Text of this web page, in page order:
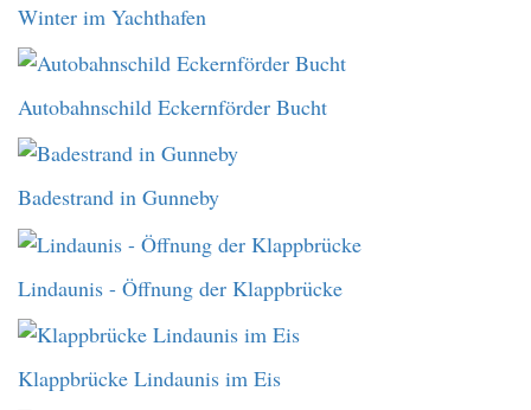
Winter im Yachthafen
Autobahnschild Eckernförder Bucht
Badestrand in Gunneby
Lindaunis - Öffnung der Klappbrücke
Klappbrücke Lindaunis im Eis